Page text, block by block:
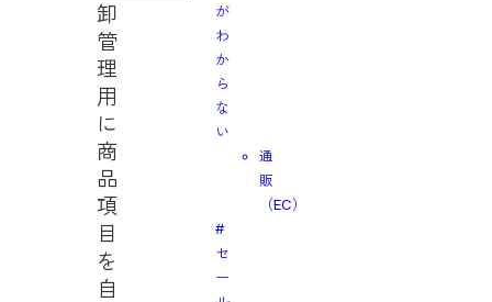
卸
管
理
用
に
商
品
項
目
を
自
が
わ
か
ら
な
い
通
販
（EC）
#
セ
ー